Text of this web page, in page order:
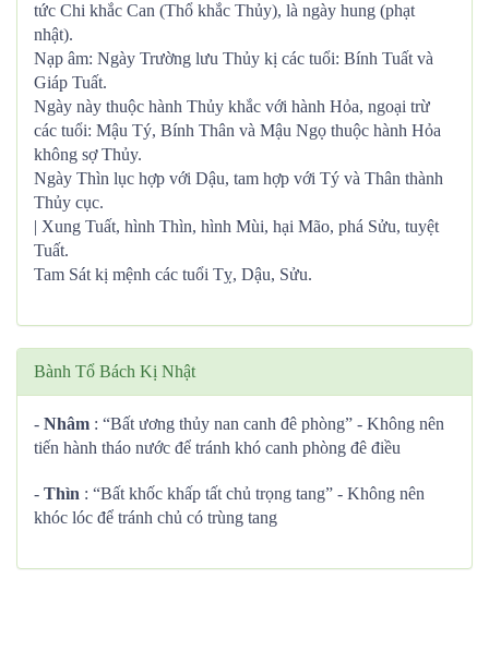
tức Chi khắc Can (Thổ khắc Thủy), là ngày hung (phạt
nhật).
Nạp âm: Ngày Trường lưu Thủy kị các tuổi: Bính Tuất và
Giáp Tuất.
Ngày này thuộc hành Thủy khắc với hành Hỏa, ngoại trừ
các tuổi: Mậu Tý, Bính Thân và Mậu Ngọ thuộc hành Hỏa
không sợ Thủy.
Ngày Thìn lục hợp với Dậu, tam hợp với Tý và Thân thành
Thủy cục.
| Xung Tuất, hình Thìn, hình Mùi, hại Mão, phá Sửu, tuyệt
Tuất.
Tam Sát kị mệnh các tuổi Tỵ, Dậu, Sửu.
Bành Tổ Bách Kị Nhật
- Nhâm : “Bất ương thủy nan canh đê phòng” - Không nên
tiến hành tháo nước để tránh khó canh phòng đê điều
- Thìn : “Bất khốc khấp tất chủ trọng tang” - Không nên
khóc lóc để tránh chủ có trùng tang